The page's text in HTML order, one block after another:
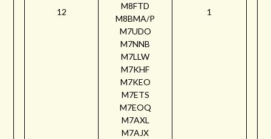
12
M8FTD
M8BMA/P
M7UDO
M7NNB
M7LLW
M7KHF
M7KEO
M7ETS
M7EOQ
M7AXL
M7AJX
1